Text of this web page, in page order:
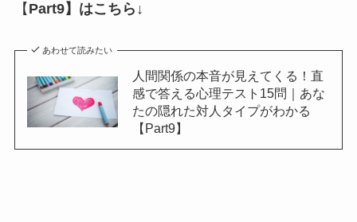
【 Part9】はこちら↓
あわせて読みたい
人間関係の本音が見えてくる！直
感で答える心理テスト15問｜あな
たの隠れた対人タイプがわかる
【Part9】